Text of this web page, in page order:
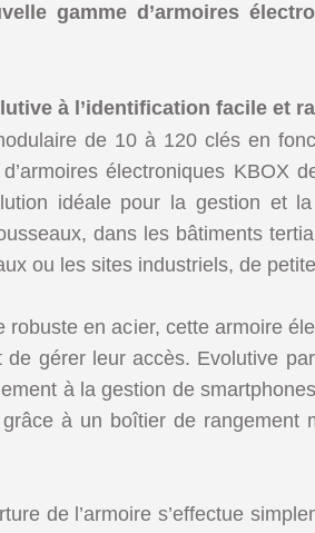
gamme d’armoires
à l’identification facile et
de 10 à 120 clés en
électroniques KBOX
idéale pour la gestion et
dans les bâtiments
ou les sites industriels, de
robuste en acier, cette armoire
de gérer leur accès. Evolutive
à la gestion de
à un boîtier de rangement
de l’armoire s’effectue